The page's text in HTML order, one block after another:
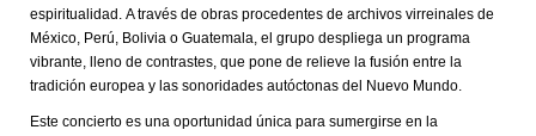
espiritualidad. A través de obras procedentes de archivos virreinales de
México, Perú, Bolivia o Guatemala, el grupo despliega un programa
vibrante, lleno de contrastes, que pone de relieve la fusión entre la
tradición europea y las sonoridades autóctonas del Nuevo Mundo.
Este concierto es una oportunidad única para sumergirse en la